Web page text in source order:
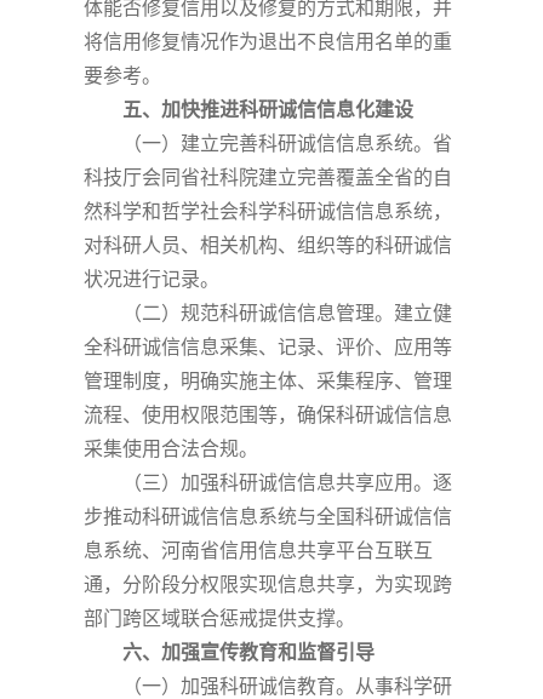
体能否修复信用以及修复的方式和期限，并
将信用修复情况作为退出不良信用名单的重
要参考。
五、加快推进科研诚信信息化建设
（一）建立完善科研诚信信息系统。省
科技厅会同省社科院建立完善覆盖全省的自
然科学和哲学社会科学科研诚信信息系统，
对科研人员、相关机构、组织等的科研诚信
状况进行记录。
（二）规范科研诚信信息管理。建立健
全科研诚信信息采集、记录、评价、应用等
管理制度，明确实施主体、采集程序、管理
流程、使用权限范围等，确保科研诚信信息
采集使用合法合规。
（三）加强科研诚信信息共享应用。逐
步推动科研诚信信息系统与全国科研诚信信
息系统、河南省信用信息共享平台互联互
通，分阶段分权限实现信息共享，为实现跨
部门跨区域联合惩戒提供支撑。
六、加强宣传教育和监督引导
（一）加强科研诚信教育。从事科学研